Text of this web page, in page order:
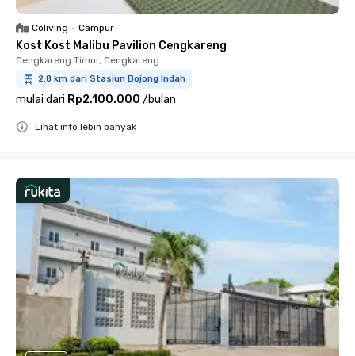
Coliving • Campur
Kost Kost Malibu Pavilion Cengkareng
Cengkareng Timur, Cengkareng
2.8 km dari Stasiun Bojong Indah
mulai dari Rp2.100.000 /bulan
Lihat info lebih banyak